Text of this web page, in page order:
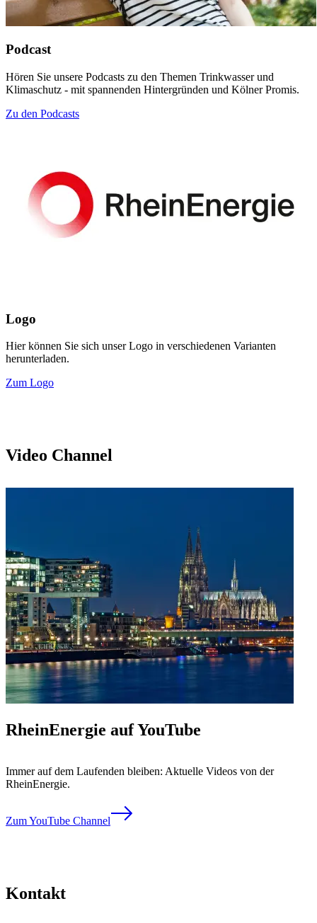
Podcast
Hören Sie unsere Podcasts zu den Themen Trinkwasser und
Klimaschutz - mit spannenden Hintergründen und Kölner Promis.
Zu den Podcasts
Logo
Hier können Sie sich unser Logo in verschiedenen Varianten
herunterladen.
Zum Logo
Video Channel
RheinEnergie auf YouTube
Immer auf dem Laufenden bleiben: Aktuelle Videos von der
RheinEnergie.
Zum YouTube Channel
Kontakt